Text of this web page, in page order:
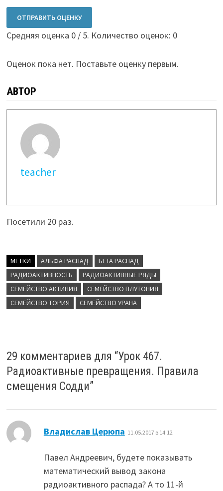
ОТПРАВИТЬ ОЦЕНКУ
Средняя оценка 0/ 5. Количество оценок: 0
Оценок пока нет. Поставьте оценку первым.
АВТОР
teacher
Посетили 20 раз.
МЕТКИ АЛЬФА РАСПАД
БЕТА РАСПАД
РАДИОАКТИВНОСТЬ
РАДИОАКТИВНЫЕ РЯДЫ
СЕМЕЙСТВО АКТИНИЯ
СЕМЕЙСТВО ПЛУТОНИЯ
СЕМЕЙСТВО ТОРИЯ
СЕМЕЙСТВО УРАНА
29 комментариев для “Урок 467.
Радиоактивные превращения. Правила
смещения Содди”
Владислав Церюпа 11.05.2017 в 14:12
Павел Андреевич, будете показывать
математический вывод закона
радиоактивного распада? А то 11-й